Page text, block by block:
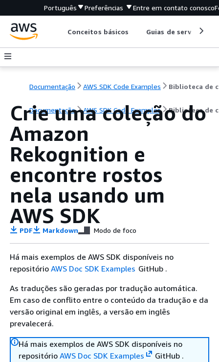
Português Preferências Entre em contato conosco
Conceitos básicos Guias de serviço
Documentação AWS SDK Code Examples
Documentação AWS SDK Code Examples Biblioteca de
Crie uma coleção do
Amazon
Rekognition e
encontre rostos
nela usando um
AWS SDK
PDF Markdown Modo de foco
Há mais exemplos de AWS SDK disponíveis no
repositório AWS Doc SDK Examples GitHub .
As traduções são geradas por tradução automática.
Em caso de conflito entre o conteúdo da tradução e da
versão original em inglês, a versão em inglês
prevalecerá.
Há mais exemplos de AWS SDK disponíveis no
repositório AWS Doc SDK Examples
GitHub .